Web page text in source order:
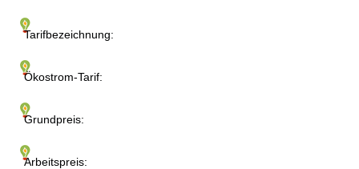
Tarifbezeichnung:
Ökostrom-Tarif:
Grundpreis:
Arbeitspreis: